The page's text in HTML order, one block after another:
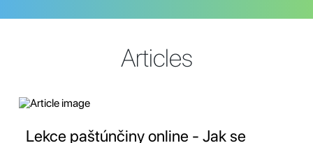
Articles
Lekce paštúnčiny online - Jak se